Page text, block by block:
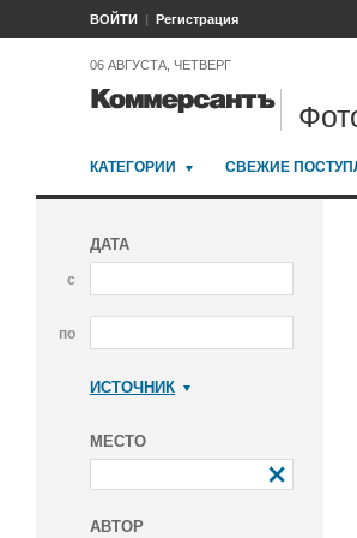
ВОЙТИ Регистрация
06 АВГУСТА, ЧЕТВЕРГ
КАТЕГОРИИ СВЕЖИЕ
ДАТА
с
по
ИСТОЧНИК
МЕСТО
АВТОР